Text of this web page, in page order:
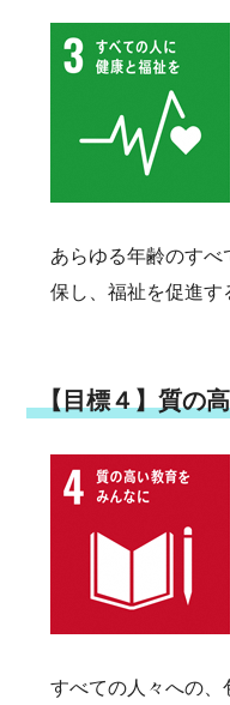
あらゆる年齢のす
保し、福祉を促進す
【目標４】質の
すべての人々への、